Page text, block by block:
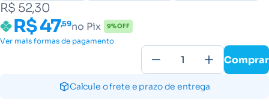
R$ 52,30
R$ 47,59no Pix 9% OFF
Ver mais formas de pagamento
Comprar
Calcule o frete e prazo de entrega